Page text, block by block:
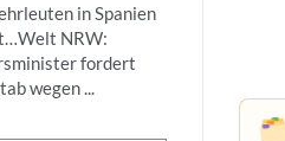
in Spanien
NRW:
fordert
wegen ...